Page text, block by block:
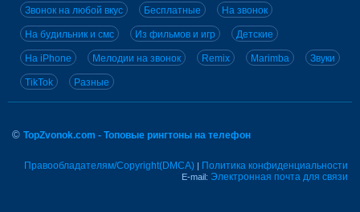
Звонок на любой вкус Бесплатные На звонок
На будильник и смс Из фильмов и игр Детские
На iPhone Мелодии на звонок Remix Marimba Звуки
TikTok Разные
© TopZvonok.com - Топовые рингтоны на телефон
Правообладателям/Copyright(DMCA) | Политика конфиденциальности
E-mail: Электронная почта для связи